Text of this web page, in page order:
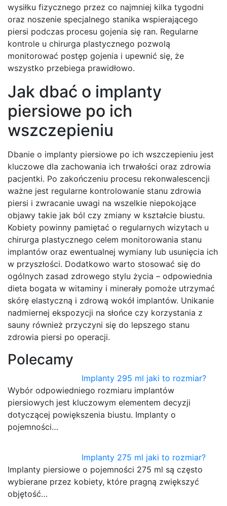
wysiłku fizycznego przez co najmniej kilka tygodni
oraz noszenie specjalnego stanika wspierającego
piersi podczas procesu gojenia się ran. Regularne
kontrole u chirurga plastycznego pozwolą
monitorować postęp gojenia i upewnić się, że
wszystko przebiega prawidłowo.
Jak dbać o implanty
piersiowe po ich
wszczepieniu
Dbanie o implanty piersiowe po ich wszczepieniu jest
kluczowe dla zachowania ich trwałości oraz zdrowia
pacjentki. Po zakończeniu procesu rekonwalescencji
ważne jest regularne kontrolowanie stanu zdrowia
piersi i zwracanie uwagi na wszelkie niepokojące
objawy takie jak ból czy zmiany w kształcie biustu.
Kobiety powinny pamiętać o regularnych wizytach u
chirurga plastycznego celem monitorowania stanu
implantów oraz ewentualnej wymiany lub usunięcia ich
w przyszłości. Dodatkowo warto stosować się do
ogólnych zasad zdrowego stylu życia – odpowiednia
dieta bogata w witaminy i minerały pomoże utrzymać
skórę elastyczną i zdrową wokół implantów. Unikanie
nadmiernej ekspozycji na słońce czy korzystania z
sauny również przyczyni się do lepszego stanu
zdrowia piersi po operacji.
Polecamy
Implanty 295 ml jaki to rozmiar?
Wybór odpowiedniego rozmiaru implantów
piersiowych jest kluczowym elementem decyzji
dotyczącej powiększenia biustu. Implanty o
pojemności…
Implanty 275 ml jaki to rozmiar?
Implanty piersiowe o pojemności 275 ml są często
wybierane przez kobiety, które pragną zwiększyć
objętość…